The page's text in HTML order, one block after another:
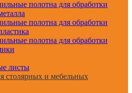
полотна для обработки
полотна для обработки
полотна для обработки
листы
столярных и мебельных